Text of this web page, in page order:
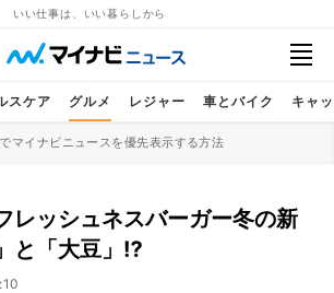
いい仕事は、いい暮らしから
スケア グルメ レジャー 車とバイク キャ
マイナビニュースを優先表示する方法
レッシュネスバーガー冬の新
と「大豆」⁉